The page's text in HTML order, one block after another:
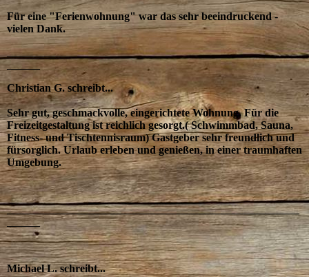
Für eine "Ferienwohnung" war das sehr beeindruckend -
vielen Dank.
_____________________________________________________
______
Christian G. schreibt...
Sehr gut, geschmackvolle, eingerichtete Wohnung. Für die
Freizeitgestaltung ist reichlich gesorgt.( Schwimmbad, Sauna,
Fitness- und Tischtennisraum) Gastgeber sehr freundlich und
fürsorglich. Urlaub erleben und genießen, in einer traumhaften
Umgebung.
_____________________________________________________
______
Michael L. schreibt...